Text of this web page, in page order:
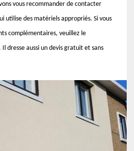
vous recommander de contacter
utilise des matériels appropriés. Si vous
complémentaires, veuillez le
dresse aussi un devis gratuit et sans